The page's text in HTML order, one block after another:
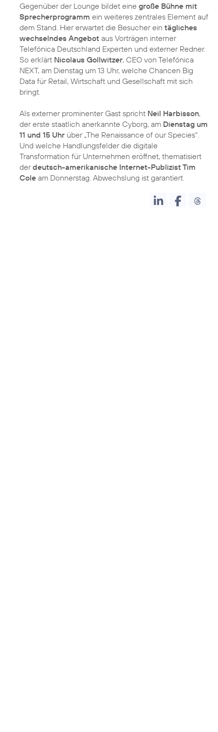
Gegenüber der Lounge bildet eine große Bühne mit
Sprecherprogramm ein weiteres zentrales Element auf
dem Stand. Hier erwartet die Besucher ein tägliches
wechselndes Angebot aus Vorträgen interner
Telefónica Deutschland Experten und externer Redner.
So erklärt Nicolaus Gollwitzer, CEO von Telefónica
NEXT, am Dienstag um 13 Uhr, welche Chancen Big
Data für Retail, Wirtschaft und Gesellschaft mit sich
bringt.
Als externer prominenter Gast spricht Neil Harbisson,
der erste staatlich anerkannte Cyborg, am Dienstag um
11 und 15 Uhr über „The Renaissance of our Species“.
Und welche Handlungsfelder die digitale
Transformation für Unternehmen eröffnet, thematisiert
derdeutsch-amerikanische Internet-Publizist Tim
Cole am Donnerstag. Abwechslung ist garantiert.